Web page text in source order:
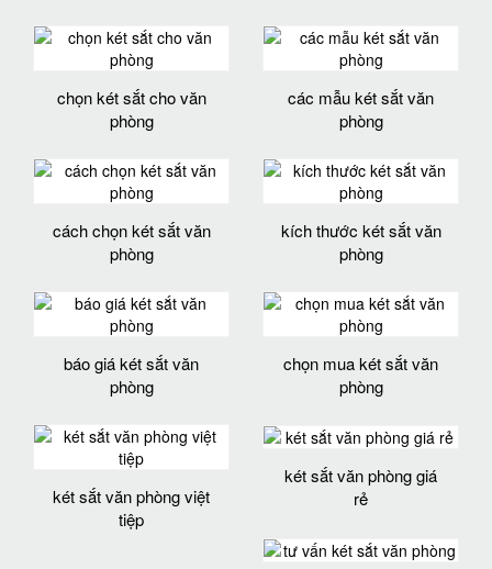
chọn két sắt cho văn
phòng
các mẫu két sắt văn
phòng
cách chọn két sắt văn
phòng
kích thước két sắt văn
phòng
báo giá két sắt văn
phòng
chọn mua két sắt văn
phòng
két sắt văn phòng việt
tiệp
két sắt văn phòng giá
rẻ